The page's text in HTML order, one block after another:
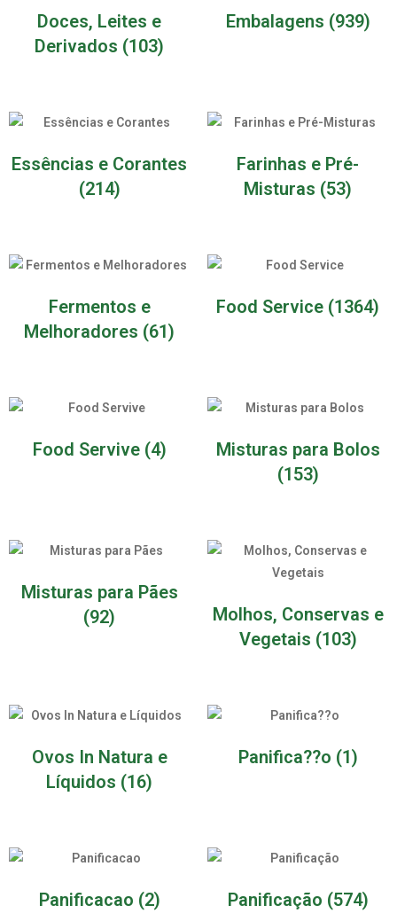
Doces, Leites e
Derivados (103)
Embalagens (939)
Essências e Corantes
(214)
Farinhas e Pré-
Misturas (53)
Fermentos e
Melhoradores (61)
Food Service (1364)
Food Servive (4)
Misturas para Bolos
(153)
Misturas para Pães
(92)
Molhos, Conservas e
Vegetais (103)
Ovos In Natura e
Líquidos (16)
Panifica??o (1)
Panificacao (2) Panificação (574)